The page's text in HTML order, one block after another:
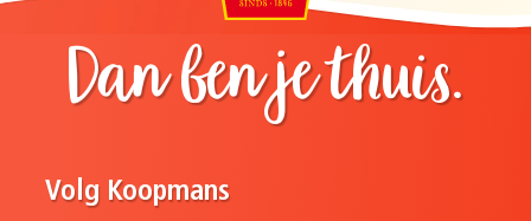
Dan ben je thuis.
Volg Koopmans